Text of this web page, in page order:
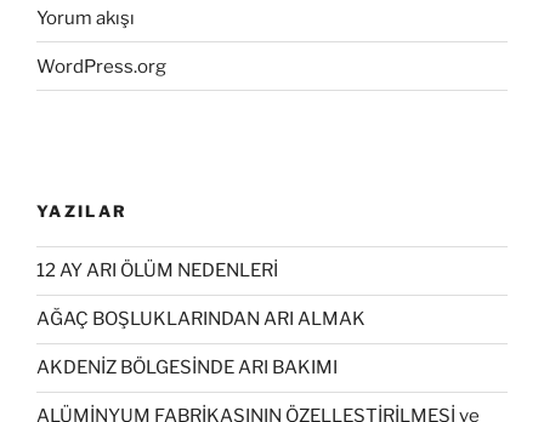
Yorum akışı
WordPress.org
YAZILAR
12 AY ARI ÖLÜM NEDENLERİ
AĞAÇ BOŞLUKLARINDAN ARI ALMAK
AKDENİZ BÖLGESİNDE ARI BAKIMI
ALÜMİNYUM FABRİKASININ ÖZELLEŞTİRİLMESİ ve